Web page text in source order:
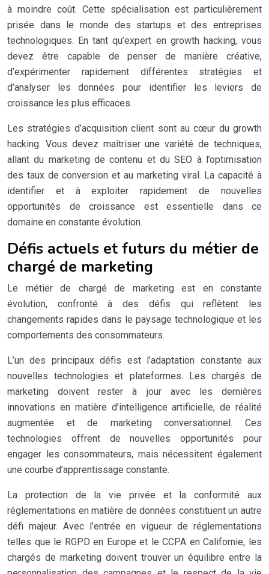
à moindre coût. Cette spécialisation est particulièrement
prisée dans le monde des startups et des entreprises
technologiques. En tant qu’expert en growth hacking, vous
devez être capable de penser de manière créative,
d’expérimenter rapidement différentes stratégies et
d’analyser les données pour identifier les leviers de
croissance les plus efficaces.
Les stratégies d’acquisition client sont au cœur du growth
hacking. Vous devez maîtriser une variété de techniques,
allant du marketing de contenu et du SEO à l’optimisation
des taux de conversion et au marketing viral. La capacité à
identifier et à exploiter rapidement de nouvelles
opportunités de croissance est essentielle dans ce
domaine en constante évolution.
Défis actuels et futurs du métier de
chargé de marketing
Le métier de chargé de marketing est en constante
évolution, confronté à des défis qui reflètent les
changements rapides dans le paysage technologique et les
comportements des consommateurs.
L’un des principaux défis est l’adaptation constante aux
nouvelles technologies et plateformes. Les chargés de
marketing doivent rester à jour avec les dernières
innovations en matière d’intelligence artificielle, de réalité
augmentée et de marketing conversationnel. Ces
technologies offrent de nouvelles opportunités pour
engager les consommateurs, mais nécessitent également
une courbe d’apprentissage constante.
La protection de la vie privée et la conformité aux
réglementations en matière de données constituent un autre
défi majeur. Avec l’entrée en vigueur de réglementations
telles que le RGPD en Europe et le CCPA en Californie, les
chargés de marketing doivent trouver un équilibre entre la